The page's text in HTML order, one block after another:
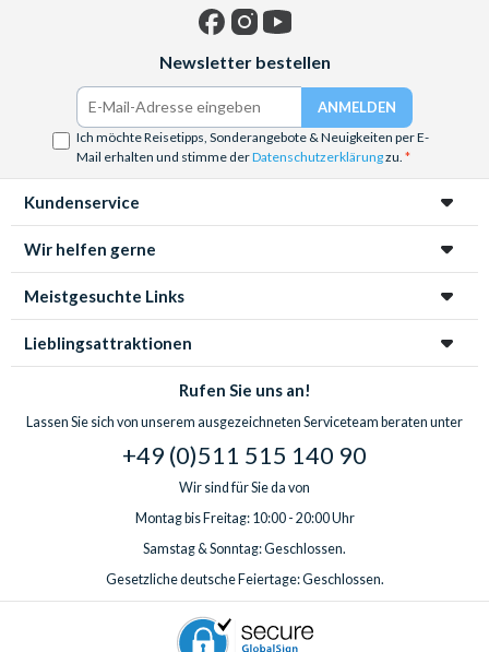
Newsletter bestellen
Ich möchte Reisetipps, Sonderangebote & Neuigkeiten per E-
Mail erhalten und stimme derDatenschutzerklärungzu.
Kundenservice
Wir helfen gerne
Meistgesuchte Links
Lieblingsattraktionen
Rufen Sie uns an!
Lassen Sie sich von unserem ausgezeichneten Serviceteam beraten unter
+49 (0)511 515 140 90
Wir sind für Sie da von
Montag bis Freitag: 10:00 - 20:00 Uhr
Samstag & Sonntag: Geschlossen.
Gesetzliche deutsche Feiertage: Geschlossen.